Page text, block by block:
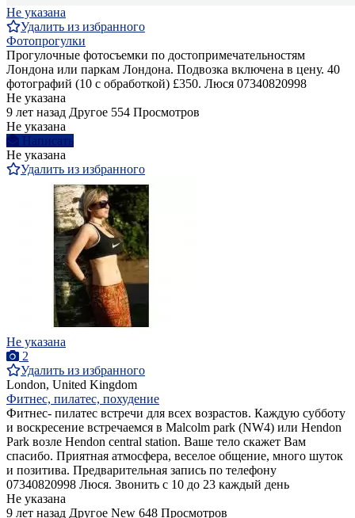
Не указана
Удалить из избранного
Фотопрогулки
Прогулочные фотосъемки по достопримечательностям
Лондона или паркам Лондона. Подвозка включена в цену. 40
фотографий (10 с обработкой) £350. Люся 07340820998
Не указана
9 лет назад Другое 554 Просмотров
Не указана
Написать
Не указана
Удалить из избранного
Не указана
2
Удалить из избранного
London, United Kingdom
Фитнес, пилатес, похудение
Фитнес- пилатес встречи для всех возрастов. Каждую субботу
и воскресение встречаемся в Malcolm park (NW4) или Hendon
Park возле Hendon central station. Ваше тело скажет Вам
спасибо. Приятная атмосфера, веселое общение, много шуток
и позитива. Предварительная запись по телефону
07340820998 Люся. Звонить с 10 до 23 каждый день
Не указана
9 лет назад Другое New 648 Просмотров